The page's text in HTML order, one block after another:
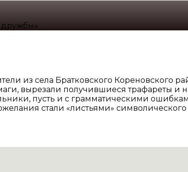
дружбы»
из села Братковского Кореновского
вырезали получившиеся трафареты и
пусть и с грамматическими
стали «листьями»